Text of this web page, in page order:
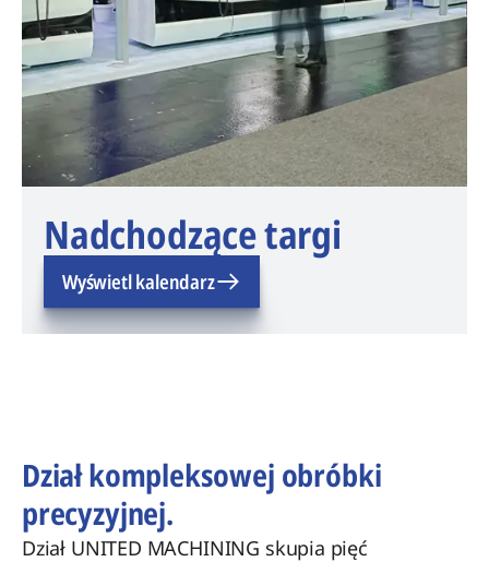
Nadchodzące targi
Wyświetl kalendarz
Dział kompleksowej obróbki
precyzyjnej.
Dział UNITED MACHINING skupia pięć